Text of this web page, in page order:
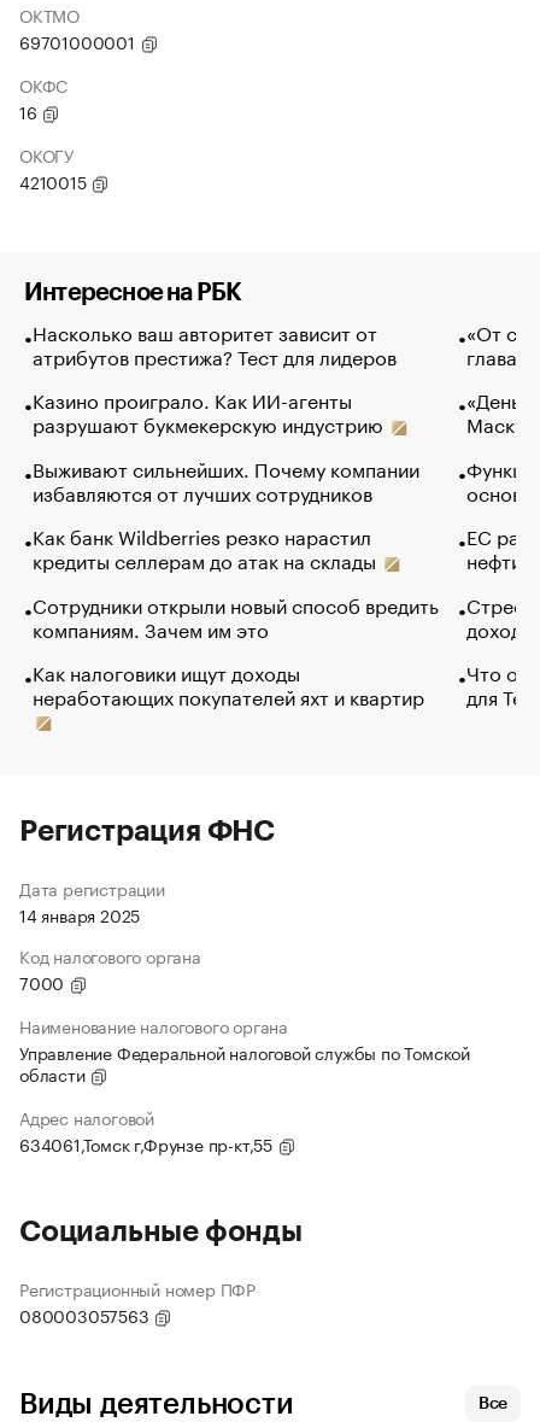
ОКТМО
69701000001
ОКФС
16
ОКОГУ
4210015
Интересное на РБК
Насколько ваш авторитет зависит от
атрибутов престижа? Тест для лидеров
Казино проиграло. Как ИИ-агенты
разрушают букмекерскую индустрию
Выживают сильнейших. Почему компании
избавляются от лучших сотрудников
Как банк Wildberries резко нарастил
кредиты селлерам до атак на склады
Сотрудники открыли новый способ вредить
компаниям. Зачем им это
Как налоговики ищут доходы
неработающих покупателей яхт и квартир
«От
глава
Маск в
основ
ЕС
нефти
Что
для
Регистрация ФНС
Дата регистрации
14 января 2025
Код налогового органа
7000
Наименование налогового органа
Управление Федеральной налоговой службы по Томской
области
Адрес налоговой
634061,Томск г,Фрунзе пр-кт,55
Социальные фонды
Регистрационный номер ПФР
080003057563
Виды деятельности Все